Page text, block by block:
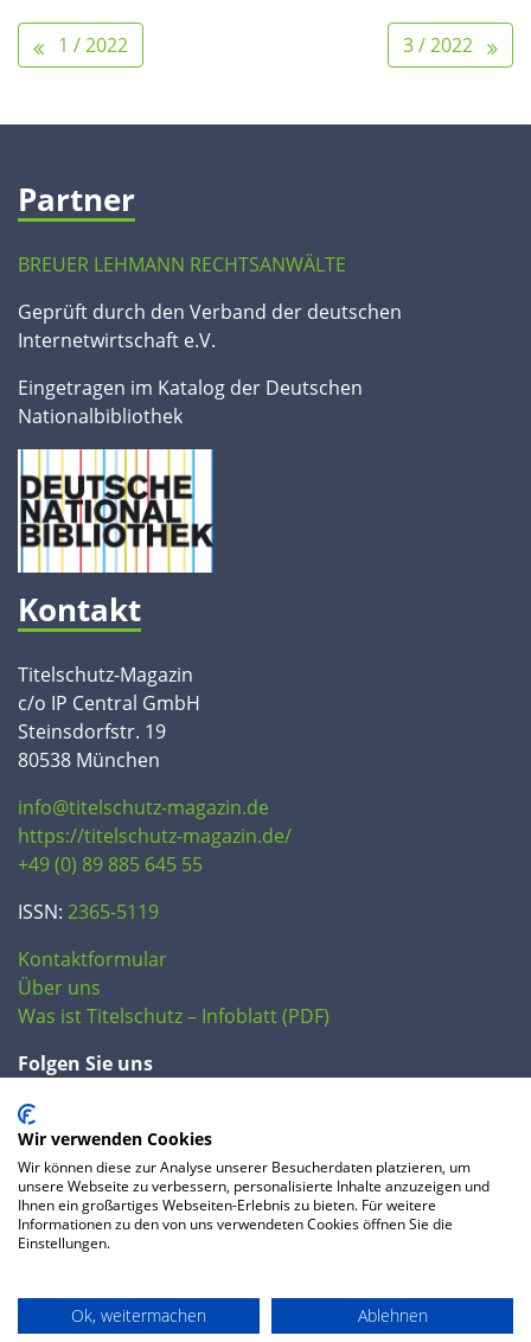
1 / 2022 3 / 2022
Partner
BREUER LEHMANN RECHTSANWÄLTE
Geprüft durch den Verband der deutschen
Internetwirtschaft e.V.
Eingetragen im Katalog der Deutschen
Nationalbibliothek
Kontakt
Titelschutz-Magazin
c/o IP Central GmbH
Steinsdorfstr. 19
80538 München
info@titelschutz-magazin.de
https://titelschutz-magazin.de/
+49 (0) 89 885 645 55
ISSN: 2365-5119
Kontaktformular
Über uns
Was ist Titelschutz – Infoblatt (PDF)
Folgen Sie uns
FAQ
Datenschutzerklärung AGB
Preise
Wir verwenden Cookies
Wir können diese zur Analyse unserer Besucherdaten platzieren, um
unsere Webseite zu verbessern, personalisierte Inhalte anzuzeigen und
Ihnen ein großartiges Webseiten-Erlebnis zu bieten. Für weitere
Informationen zu den von uns verwendeten Cookies öffnen Sie die
Einstellungen.
Ok, weitermachen Ablehnen